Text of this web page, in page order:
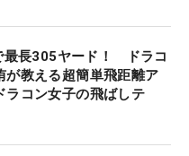
最長305ヤード！ ドラコ
が教える超簡単飛距離ア
ラコン女子の飛ばしテ